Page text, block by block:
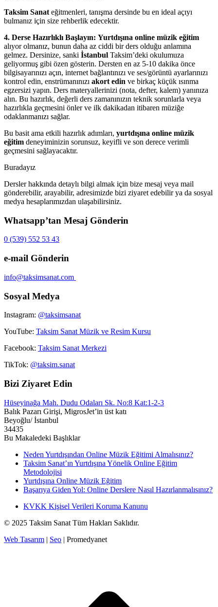
Taksim Sanat eğitmenleri, tanışma dersinde bu en ideal açıyı
bulmanız için size rehberlik edecektir.
4. Derse Hazırlıklı Başlayın: Yurtdışına online müzik eğitim
alıyor olmanız, bunun daha az ciddi bir ders olduğu anlamına
gelmez. Dersinize, sanki İstanbul Taksim’deki okulumuza
geliyormuş gibi özen gösterin. Dersten en az 5-10 dakika önce
bilgisayarınızı açın, internet bağlantınızı ve ses/görüntü ayarlarınızı
kontrol edin, enstrümanınızı akort edin ve birkaç küçük ısınma
egzersizi yapın. Ders materyallerinizi (nota, defter, kalem) yanınıza
alın. Bu hazırlık, değerli ders zamanınızın teknik sorunlarla veya
hazırlıkla geçmesini önler ve ilk dakikadan itibaren müziğe
odaklanmanızı sağlar.
Bu basit ama etkili hazırlık adımları, yurtdışına online müzik
eğitim deneyiminizin sorunsuz, keyifli ve son derece verimli
geçmesini sağlayacaktır.
Buradayız
Dersler hakkında detaylı bilgi almak için bize mesaj veya mail
gönderebilir, arayabilir, adresimizde bizi ziyaret edebilir ya da sosyal
medya hesaplarımızdan ulaşabilirsiniz.
Whatsapp’tan Mesaj Gönderin
0 (539) 552 53 43
e-mail Gönderin
info@taksimsanat.com
Sosyal Medya
Instagram: @taksimsanat
YouTube: Taksim Sanat Müzik ve Resim Kursu
Facebook: Taksim Sanat Merkezi
TikTok: @taksim.sanat
Bizi Ziyaret Edin
Hüseyinağa Mah. Dudu Odaları Sk. No:8 Kat:1-2-3
Balık Pazarı Girişi, MigrosJet’in üst katı
Beyoğlu/ İstanbul
34435
Bu Makaledeki Başlıklar
Neden Yurtdışından Online Müzik Eğitimi Almalısınız?
Taksim Sanat’ın Yurtdışına Yönelik Online Eğitim
Metodolojisi
Yurtdışına Online Müzik Eğitim
Başarıya Giden Yol: Online Derslere Nasıl Hazırlanmalısınız?
KVKK Kişisel Verileri Koruma Kanunu
© 2025 Taksim Sanat Tüm Hakları Saklıdır.
Web Tasarım | Seo | Promedyanet